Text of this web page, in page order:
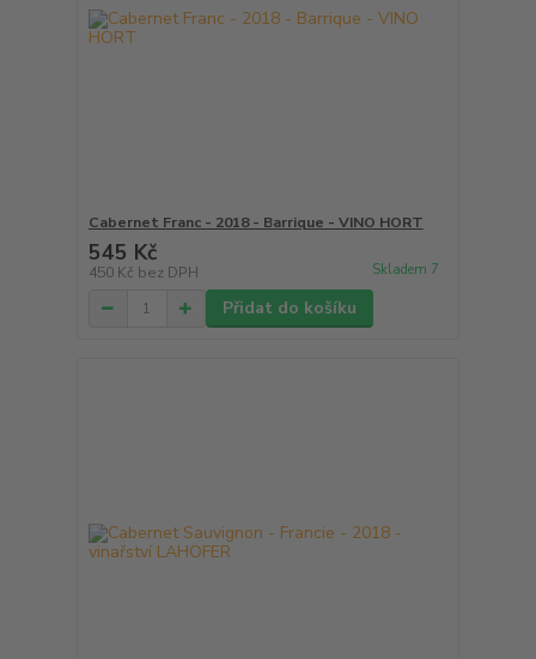
Cabernet Franc - 2018 - Barrique - VINO HORT
545 Kč
450 Kč bez DPH Skladem 7
Přidat do košíku